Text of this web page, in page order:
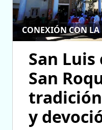
CONEXIÓN CON LA
San Luis
San
y